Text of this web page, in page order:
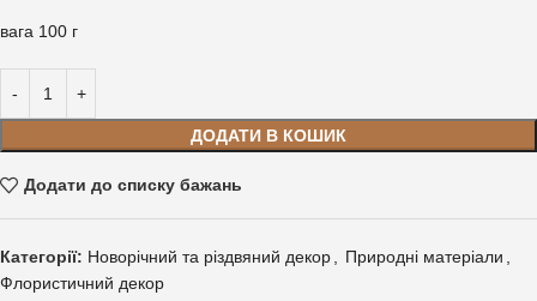
вага 100 г
ДОДАТИ В КОШИК
Додати до списку бажань
Категорії: Новорічний та різдвяний декор Природні матеріали
Флористичний декор